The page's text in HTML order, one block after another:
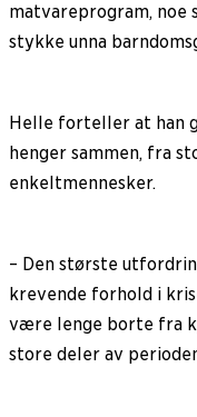
matvareprogram, noe
stykke unna
Helle forteller at han
henger sammen, fra
enkeltmennesker.
– Den største
krevende forhold i
være lenge borte fra
store deler av